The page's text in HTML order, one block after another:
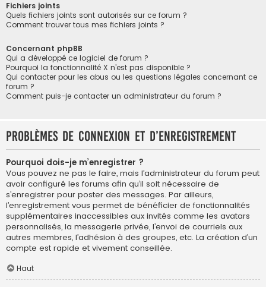
Fichiers joints
Quels fichiers joints sont autorisés sur ce forum ?
Comment trouver tous mes fichiers joints ?
Concernant phpBB
Qui a développé ce logiciel de forum ?
Pourquoi la fonctionnalité X n’est pas disponible ?
Qui contacter pour les abus ou les questions légales concernant ce
forum ?
Comment puis-je contacter un administrateur du forum ?
Problèmes de connexion et d’enregistrement
Pourquoi dois-je m’enregistrer ?
Vous pouvez ne pas le faire, mais l’administrateur du forum peut
avoir configuré les forums afin qu’il soit nécessaire de
s’enregistrer pour poster des messages. Par ailleurs,
l’enregistrement vous permet de bénéficier de fonctionnalités
supplémentaires inaccessibles aux invités comme les avatars
personnalisés, la messagerie privée, l’envoi de courriels aux
autres membres, l’adhésion à des groupes, etc. La création d’un
compte est rapide et vivement conseillée.
Haut